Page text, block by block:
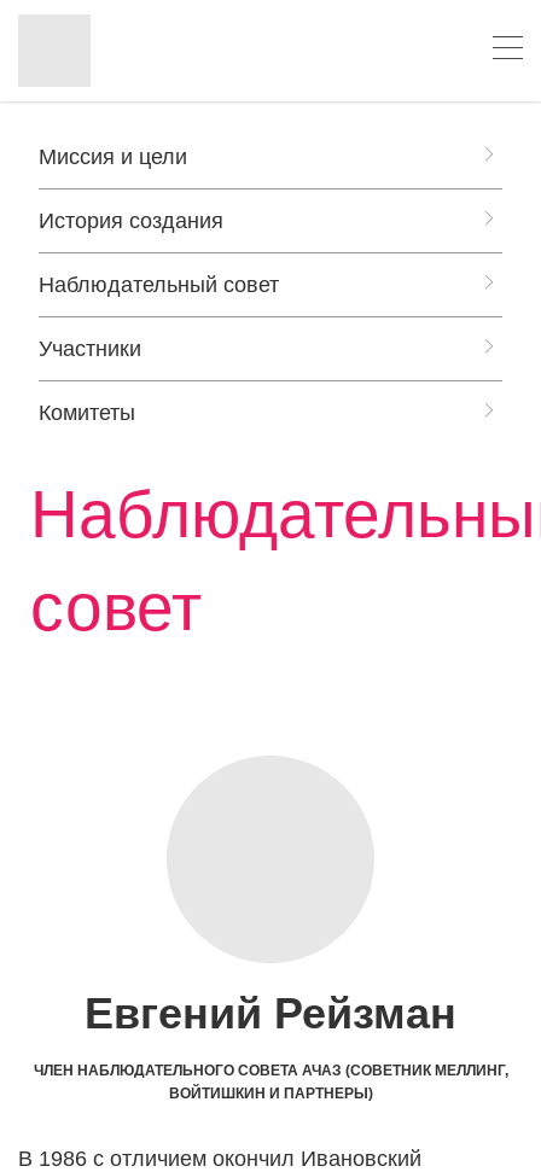
Миссия и цели
История создания
Наблюдательный совет
Участники
Комитеты
совет
Евгений Рейзман
ЧЛЕН НАБЛЮДАТЕЛЬНОГО СОВЕТА АЧАЗ (СОВЕТНИК МЕЛЛИНГ,
ВОЙТИШКИН И ПАРТНЕРЫ)
В 1986 с отличием окончил Ивановский